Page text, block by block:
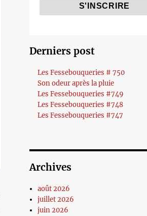
Derniers post
Les Fessebouqueries # 750
Son odeur après la pluie
Les Fessebouqueries #749
Les Fessebouqueries #748
Les Fessebouqueries #747
Archives
août 2026
juillet 2026
juin 2026